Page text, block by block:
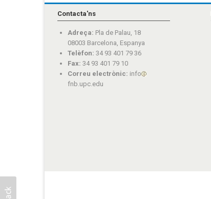
Contacta'ns
Adreça: Pla de Palau, 18
08003 Barcelona, Espanya
Telèfon: 34 93 401 79 36
Fax: 34 93 401 79 10
Correu electrònic: info
fnb.upc.edu